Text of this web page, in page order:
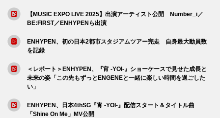
【MUSIC EXPO LIVE 2025】出演アーティスト公開 Number_i／
BE:FIRST／ENHYPENら出演
ENHYPEN、初の日本2都市スタジアムツアー完走 自身最大動員数
を記録
＜レポート＞ENHYPEN、『宵 -YOI-』ショーケースで見せた成長と
未来の姿「この先もずっとENGENEと一緒に楽しい時間を過ごした
い」
ENHYPEN、日本4thSG『宵 -YOI-』配信スタート＆タイトル曲
「Shine On Me」MV公開